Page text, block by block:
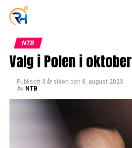
NTB
Valg i Polen i oktober
Publisert 3 år siden den 8. august 2023
Av NTB